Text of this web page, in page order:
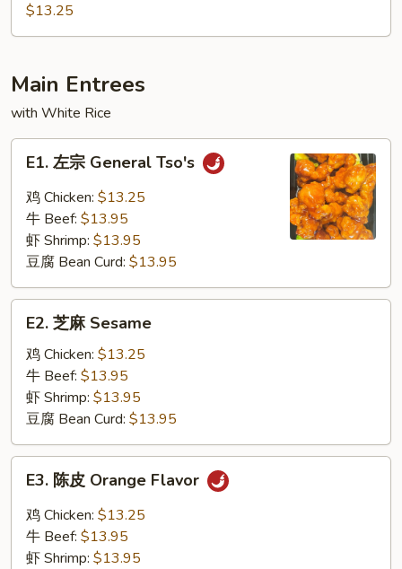
蓉
House
Special
Egg
Foo
Young
$13.25
Main Entrees
with White Rice
General
Tso's
E1. 左宗 General Tso's
鸡 Chicken: $13.25
牛 Beef: $13.95
虾 Shrimp: $13.95
豆腐 Bean Curd: $13.95
Sesame
E2. 芝麻 Sesame
鸡 Chicken: $13.25
牛 Beef: $13.95
虾 Shrimp: $13.95
豆腐 Bean Curd: $13.95
Orange
Flavor
E3. 陈皮 Orange Flavor
鸡 Chicken: $13.25
牛 Beef: $13.95
虾 Shrimp: $13.95